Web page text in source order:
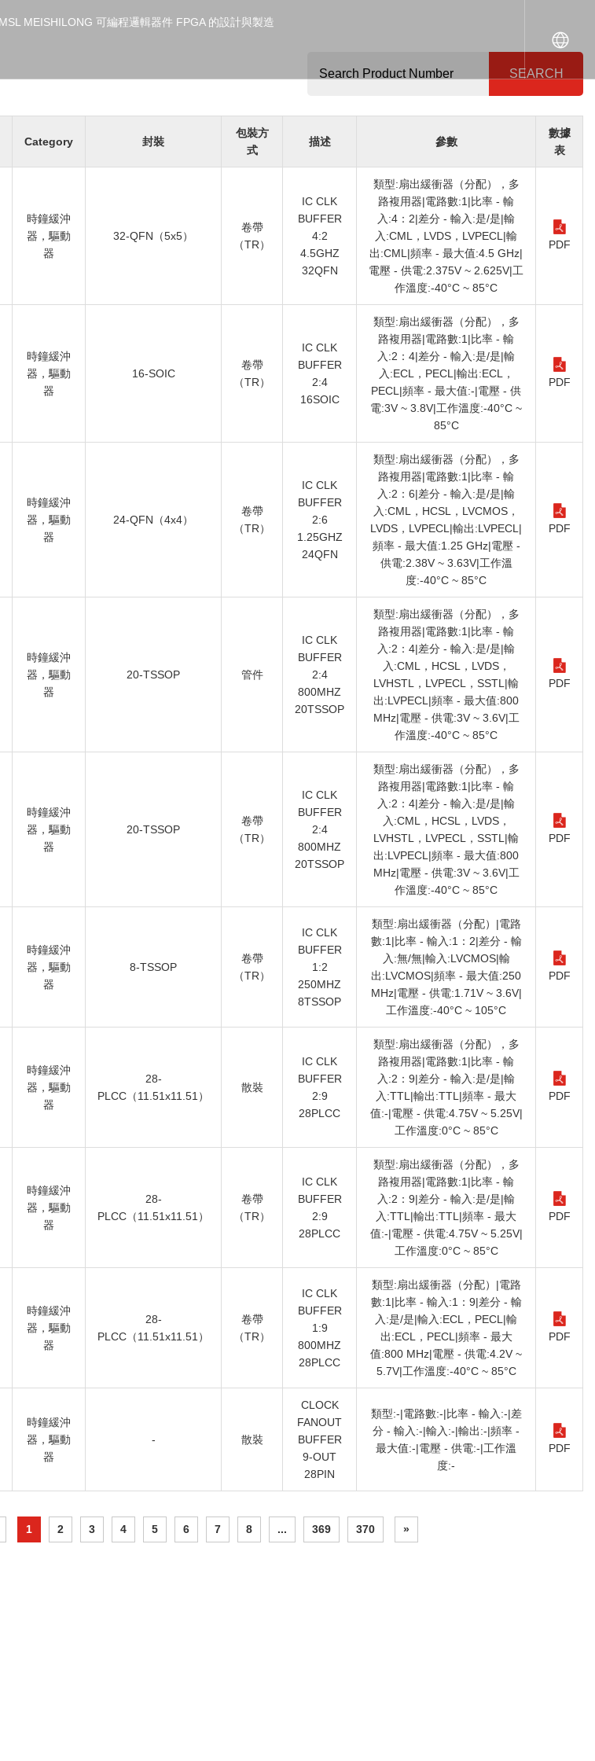
SEARCH
Category 封裝
包裝方
式
描述 參數
數據
表
時鐘緩沖
器，驅動
器
32-QFN（5x5）
卷帶
（TR）
IC CLK
BUFFER
4:2
4.5GHZ
32QFN
類型:扇出緩衝器（分配），多
路複用器|電路數:1|比率 - 輸
入:4：2|差分 - 輸入:是/是|輸
入:CML，LVDS，LVPECL|輸
出:CML|頻率 - 最大值:4.5 GHz|
電壓 - 供電:2.375V ~ 2.625V|工
作溫度:-40°C ~ 85°C
PDF
時鐘緩沖
器，驅動
器
16-SOIC
卷帶
（TR）
IC CLK
BUFFER
2:4
16SOIC
類型:扇出緩衝器（分配），多
路複用器|電路數:1|比率 - 輸
入:2：4|差分 - 輸入:是/是|輸
入:ECL，PECL|輸出:ECL，
PECL|頻率 - 最大值:-|電壓 - 供
電:3V ~ 3.8V|工作溫度:-40°C ~
85°C
PDF
時鐘緩沖
器，驅動
器
24-QFN（4x4）
卷帶
（TR）
IC CLK
BUFFER
2:6
1.25GHZ
24QFN
類型:扇出緩衝器（分配），多
路複用器|電路數:1|比率 - 輸
入:2：6|差分 - 輸入:是/是|輸
入:CML，HCSL，LVCMOS，
LVDS，LVPECL|輸出:LVPECL|
頻率 - 最大值:1.25 GHz|電壓 -
供電:2.38V ~ 3.63V|工作溫
度:-40°C ~ 85°C
PDF
時鐘緩沖
器，驅動
器
20-TSSOP 管件
IC CLK
BUFFER
2:4
800MHZ
20TSSOP
類型:扇出緩衝器（分配），多
路複用器|電路數:1|比率 - 輸
入:2：4|差分 - 輸入:是/是|輸
入:CML，HCSL，LVDS，
LVHSTL，LVPECL，SSTL|輸
出:LVPECL|頻率 - 最大值:800
MHz|電壓 - 供電:3V ~ 3.6V|工
作溫度:-40°C ~ 85°C
PDF
時鐘緩沖
器，驅動
器
20-TSSOP
卷帶
（TR）
IC CLK
BUFFER
2:4
800MHZ
20TSSOP
類型:扇出緩衝器（分配），多
路複用器|電路數:1|比率 - 輸
入:2：4|差分 - 輸入:是/是|輸
入:CML，HCSL，LVDS，
LVHSTL，LVPECL，SSTL|輸
出:LVPECL|頻率 - 最大值:800
MHz|電壓 - 供電:3V ~ 3.6V|工
作溫度:-40°C ~ 85°C
PDF
時鐘緩沖
器，驅動
器
8-TSSOP
卷帶
（TR）
IC CLK
BUFFER
1:2
250MHZ
8TSSOP
類型:扇出緩衝器（分配）|電路
數:1|比率 - 輸入:1：2|差分 - 輸
入:無/無|輸入:LVCMOS|輸
出:LVCMOS|頻率 - 最大值:250
MHz|電壓 - 供電:1.71V ~ 3.6V|
工作溫度:-40°C ~ 105°C
PDF
時鐘緩沖
器，驅動
器
28-
PLCC（11.51x11.51）
散裝
IC CLK
BUFFER
2:9
28PLCC
類型:扇出緩衝器（分配），多
路複用器|電路數:1|比率 - 輸
入:2：9|差分 - 輸入:是/是|輸
入:TTL|輸出:TTL|頻率 - 最大
值:-|電壓 - 供電:4.75V ~ 5.25V|
工作溫度:0°C ~ 85°C
PDF
時鐘緩沖
器，驅動
器
28-
PLCC（11.51x11.51）
卷帶
（TR）
IC CLK
BUFFER
2:9
28PLCC
類型:扇出緩衝器（分配），多
路複用器|電路數:1|比率 - 輸
入:2：9|差分 - 輸入:是/是|輸
入:TTL|輸出:TTL|頻率 - 最大
值:-|電壓 - 供電:4.75V ~ 5.25V|
工作溫度:0°C ~ 85°C
PDF
時鐘緩沖
器，驅動
器
28-
PLCC（11.51x11.51）
卷帶
（TR）
IC CLK
BUFFER
1:9
800MHZ
28PLCC
類型:扇出緩衝器（分配）|電路
數:1|比率 - 輸入:1：9|差分 - 輸
入:是/是|輸入:ECL，PECL|輸
出:ECL，PECL|頻率 - 最大
值:800 MHz|電壓 - 供電:4.2V ~
5.7V|工作溫度:-40°C ~ 85°C
PDF
時鐘緩沖
器，驅動
器
- 散裝
CLOCK
FANOUT
BUFFER
9-OUT
28PIN
類型:-|電路數:-|比率 - 輸入:-|差
分 - 輸入:-|輸入:-|輸出:-|頻率 -
最大值:-|電壓 - 供電:-|工作溫
度:-
PDF
1 2 3 4 5 6 7 8 ... 369 370 »